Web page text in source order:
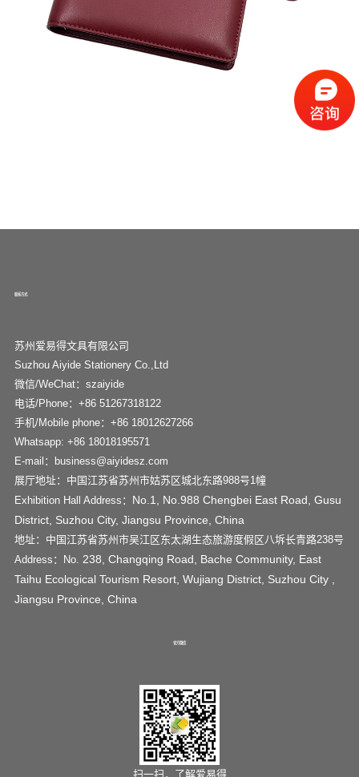
联系方式
苏州爱易得文具有限公司
Suzhou Aiyide Stationery Co.,Ltd
微信/WeChat：szaiyide
电话/Phone：+86 51267318122
手机/Mobile phone：+86 18012627266
Whatsapp: +86 18018195571
E-mail：business@aiyidesz.com
展厅地址：中国江苏省苏州市姑苏区城北东路988号1幢
Exhibition Hall Address： No.1, No.988 Chengbei East Road, Gusu
District, Suzhou City, Jiangsu Province, China
地址：中国江苏省苏州市吴江区东太湖生态旅游度假区八坼长青路238号
Address：No. 238, Changqing Road, Bache Community, East
Taihu Ecological Tourism Resort, Wujiang District, Suzhou City ,
Jiangsu Province, China
官方微信
扫一扫，了解爱易得